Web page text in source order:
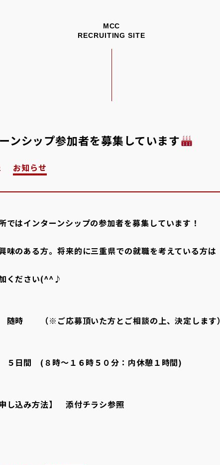
MCC
RECRUITING SITE
ンシップ参加者を募集しています
お知らせ
ではインターンシップの参加者を募集しています！
味のある方。将来的に三重県での就職を考えている方は
ください(^^♪
随時 （※ご応募頂いた方とご相談の上、決定します）
５日間 (８時～１６時５０分：内休憩１時間)
申し込み方法】 添付チラシ参照